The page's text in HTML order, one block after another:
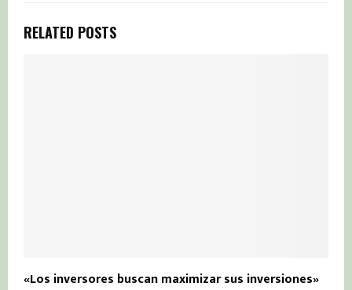
RELATED POSTS
«Los inversores buscan maximizar sus inversiones»